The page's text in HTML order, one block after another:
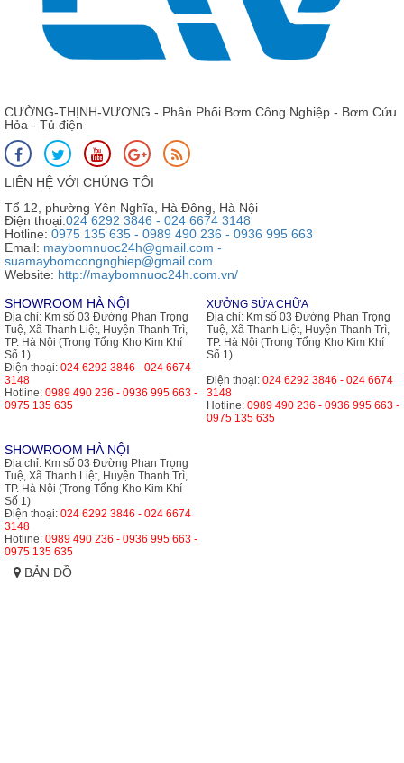
CƯỜNG-THỊNH-VƯƠNG - Phân Phối Bơm Công Nghiệp - Bơm Cứu
Hỏa - Tủ điện
LIÊN HỆ VỚI CHÚNG TÔI
Tổ 12, phường Yên Nghĩa, Hà Đông, Hà Nội
Điện thoại:024 6292 3846 - 024 6674 3148
Hotline: 0975 135 635 - 0989 490 236 - 0936 995 663
Email: maybomnuoc24h@gmail.com -
suamaybomcongnghiep@gmail.com
Website: http://maybomnuoc24h.com.vn/
SHOWROOM HÀ NỘI
Địa chỉ: Km số 03 Đường Phan Trọng
Tuệ, Xã Thanh Liệt, Huyện Thanh Trì,
TP. Hà Nội (Trong Tổng Kho Kim Khí
Số 1)
Điện thoại: 024 6292 3846 - 024 6674
3148
Hotline: 0989 490 236 - 0936 995 663 -
0975 135 635
XƯỞNG SỬA CHỮA
Địa chỉ: Km số 03 Đường Phan Trọng
Tuệ, Xã Thanh Liệt, Huyện Thanh Trì,
TP. Hà Nội (Trong Tổng Kho Kim Khí
Số 1)
Điện thoại: 024 6292 3846 - 024 6674
3148
Hotline: 0989 490 236 - 0936 995 663 -
0975 135 635
SHOWROOM HÀ NỘI
Địa chỉ: Km số 03 Đường Phan Trọng
Tuệ, Xã Thanh Liệt, Huyện Thanh Trì,
TP. Hà Nội (Trong Tổng Kho Kim Khí
Số 1)
Điện thoại: 024 6292 3846 - 024 6674
3148
Hotline: 0989 490 236 - 0936 995 663 -
0975 135 635
BẢN ĐỒ